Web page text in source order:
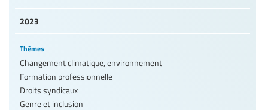
2023
Thèmes
Changement climatique, environnement
Formation professionnelle
Droits syndicaux
Genre et inclusion